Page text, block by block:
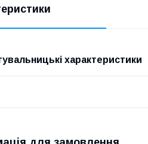
характеристики